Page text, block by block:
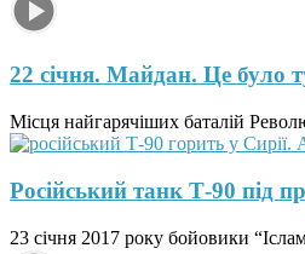
22 січня. Майдан. Це було
Місця найгарячіших баталій
Російський танк Т-90 під
23 січня 2017 року бойовики